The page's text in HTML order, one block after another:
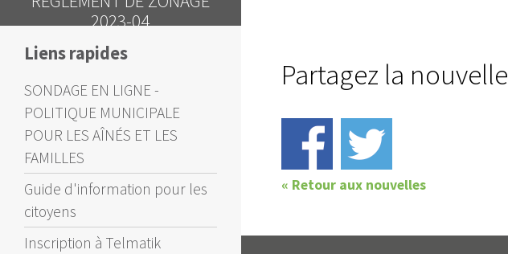
2023-04
Liens rapides
SONDAGE EN LIGNE -
POLITIQUE MUNICIPALE
POUR LES AÎNÉS ET LES
FAMILLES
Guide d'information pour les
citoyens
Inscription à Telmatik
Partagez la nouvelle
« Retour aux nouvelles